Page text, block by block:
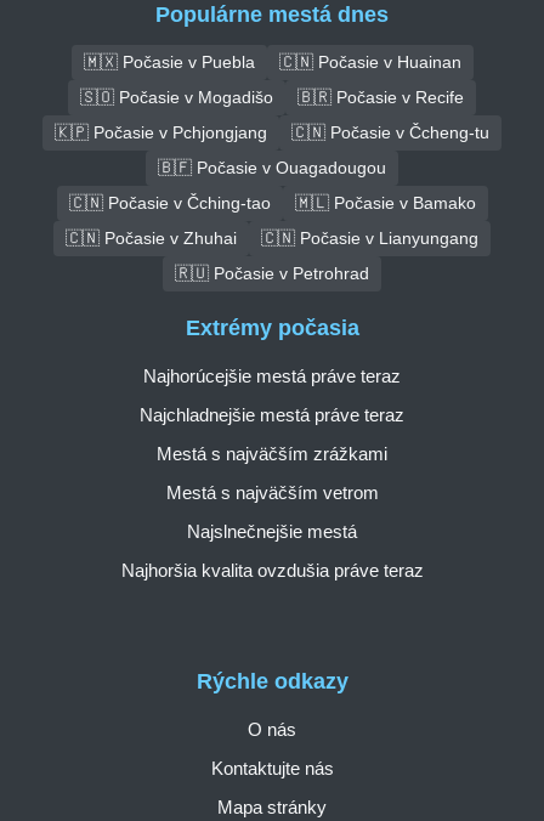
Populárne mestá dnes
🇲🇽 Počasie v Puebla
🇨🇳 Počasie v Huainan
🇸🇴 Počasie v Mogadišo
🇧🇷 Počasie v Recife
🇰🇵 Počasie v Pchjongjang
🇨🇳 Počasie v Čcheng-tu
🇧🇫 Počasie v Ouagadougou
🇨🇳 Počasie v Čching-tao
🇲🇱 Počasie v Bamako
🇨🇳 Počasie v Zhuhai
🇨🇳 Počasie v Lianyungang
🇷🇺 Počasie v Petrohrad
Rýchle odkazy
O nás
Kontaktujte nás
Mapa stránky
Extrémy počasia
Najhorúcejšie mestá práve teraz
Najchladnejšie mestá práve teraz
Mestá s najväčším zrážkami
Mestá s najväčším vetrom
Najslnečnejšie mestá
Najhoršia kvalita ovzdušia práve teraz